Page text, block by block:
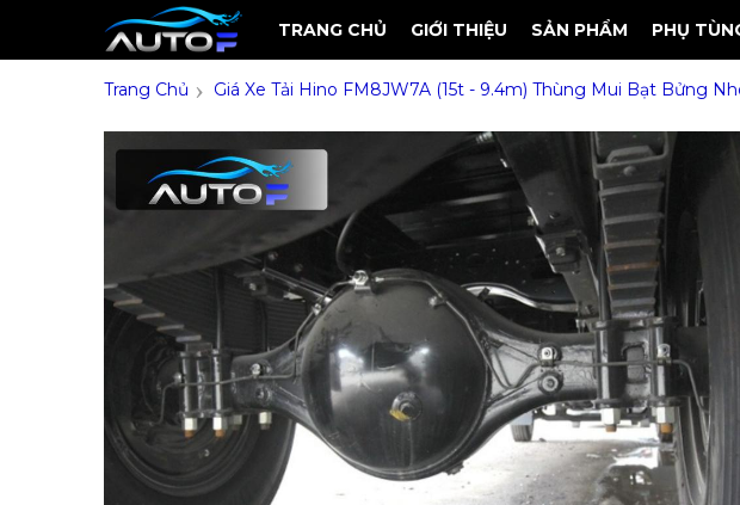
TRANG CHỦ GIỚI THIỆU SẢN PHẨM PHỤ
Trang Chủ › Giá Xe Tải Hino FM8JW7A (15t - 9.4m) Thùng Mui Bạt Bửng